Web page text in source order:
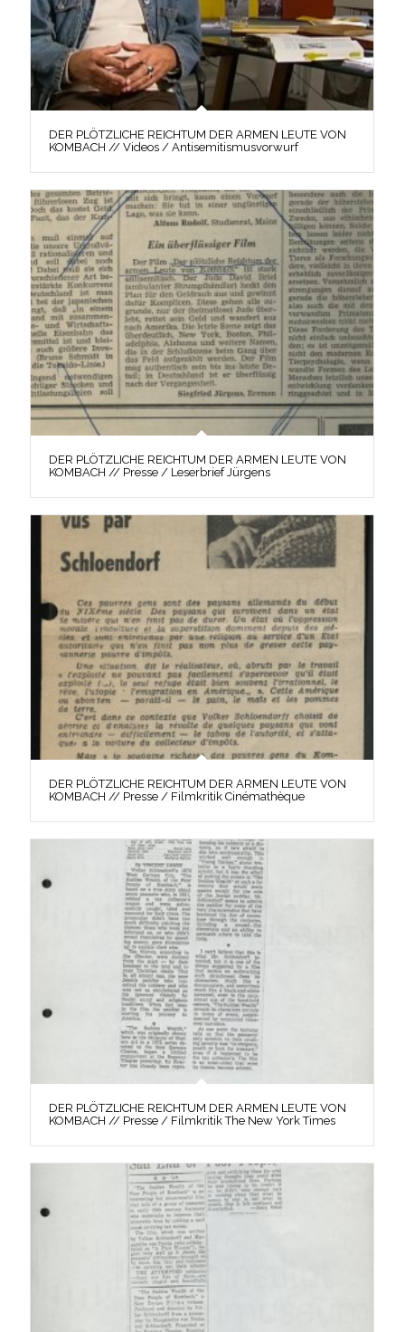
DER PLÖTZLICHE REICHTUM DER ARMEN LEUTE VON
KOMBACH // Videos / Antisemitismusvorwurf
DER PLÖTZLICHE REICHTUM DER ARMEN LEUTE VON
KOMBACH // Presse / Leserbrief Jürgens
DER PLÖTZLICHE REICHTUM DER ARMEN LEUTE VON
KOMBACH // Presse / Filmkritik Cinémathèque
DER PLÖTZLICHE REICHTUM DER ARMEN LEUTE VON
KOMBACH // Presse / Filmkritik The New York Times